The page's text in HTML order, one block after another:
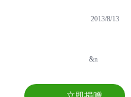
2013/8/13
&n